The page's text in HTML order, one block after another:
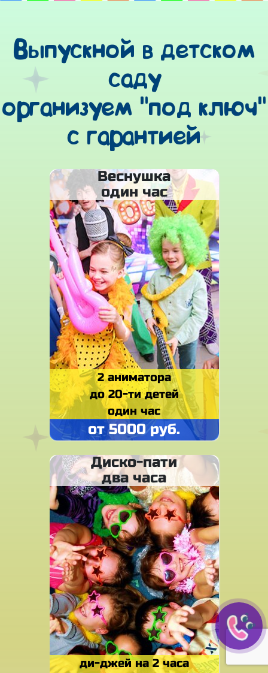
Выпускной в детском
саду
организуем "под ключ"
с гарантией
Веснушка
один час
2 аниматора
до 20-ти детей
один час
от 5000 руб.
Диско-пати
два часа
ди-джей на 2 часа